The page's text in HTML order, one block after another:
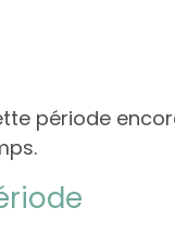
période